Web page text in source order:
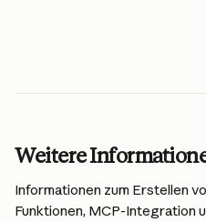
Weitere
Informationen zum Erstellen
Funktionen, MCP-Integration